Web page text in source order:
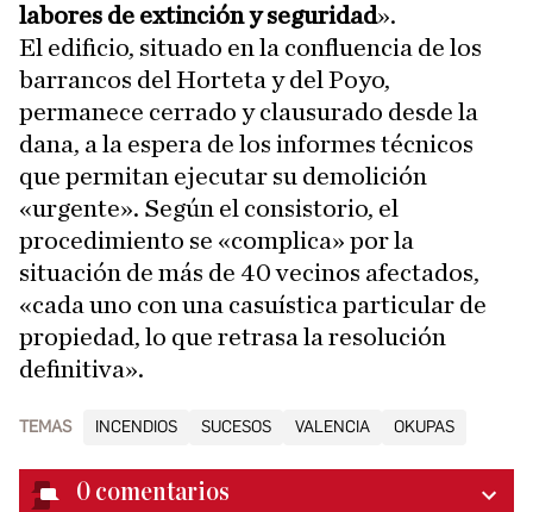
labores de extinción y seguridad».
El edificio, situado en la confluencia de los
barrancos del Horteta y del Poyo,
permanece cerrado y clausurado desde la
dana, a la espera de los informes técnicos
que permitan ejecutar su demolición
«urgente». Según el consistorio, el
procedimiento se «complica» por la
situación de más de 40 vecinos afectados,
«cada uno con una casuística particular de
propiedad, lo que retrasa la resolución
definitiva».
TEMAS INCENDIOS SUCESOS VALENCIA OKUPAS
0 comentarios